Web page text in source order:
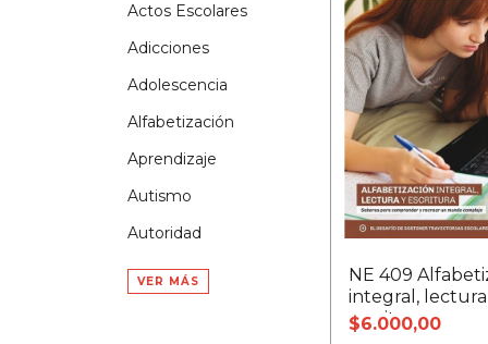
Actos Escolares
Adicciones
Adolescencia
Alfabetización
Aprendizaje
Autismo
Autoridad
VER MÁS
NE 409
integral,
escritura
$6.000,00